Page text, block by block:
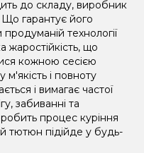
до складу, виробник
гарантує його
продуманій технології
що
кожною сесією
і повноту
і вимагає частої
забиванні та
процес куріння
тютюн підійде у будь-